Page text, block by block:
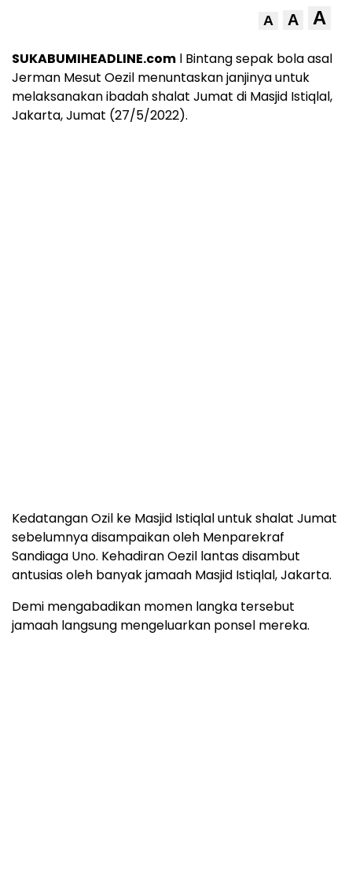
A A A
SUKABUMIHEADLINE.com l Bintang sepak bola asal
Jerman Mesut Oezil menuntaskan janjinya untuk
melaksanakan ibadah shalat Jumat di Masjid Istiqlal,
Jakarta, Jumat (27/5/2022).
Kedatangan Ozil ke Masjid Istiqlal untuk shalat Jumat
sebelumnya disampaikan oleh Menparekraf
Sandiaga Uno. Kehadiran Oezil lantas disambut
antusias oleh banyak jamaah Masjid Istiqlal, Jakarta.
Demi mengabadikan momen langka tersebut
jamaah langsung mengeluarkan ponsel mereka.